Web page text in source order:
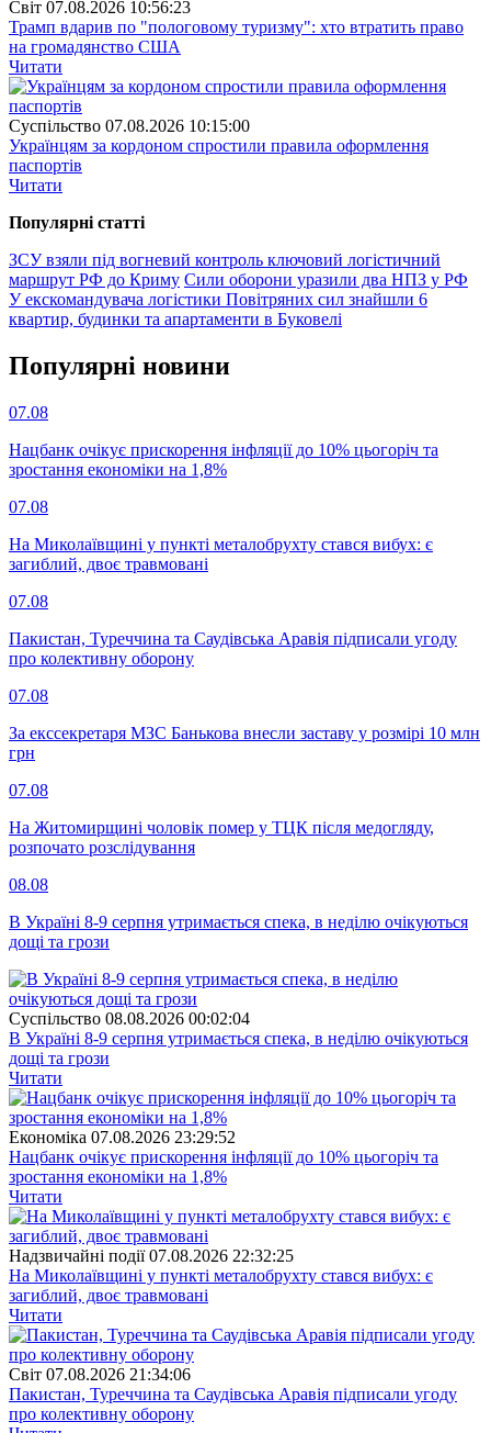
Свiт 07.08.2026 10:56:23
Трамп вдарив по "пологовому туризму": хто втратить право
на громадянство США
Читати
Суспiльство 07.08.2026 10:15:00
Українцям за кордоном спростили правила оформлення
паспортів
Читати
Популярнi статтi
ЗСУ взяли під вогневий контроль ключовий логістичний
маршрут РФ до Криму Сили оборони уразили два НПЗ у РФ
У екскомандувача логістики Повітряних сил знайшли 6
квартир, будинки та апартаменти в Буковелі
Популярнi новини
07.08
Нацбанк очікує прискорення інфляції до 10% цьогоріч та
зростання економіки на 1,8%
07.08
На Миколаївщині у пункті металобрухту стався вибух: є
загиблий, двоє травмовані
07.08
Пакистан, Туреччина та Саудівська Аравія підписали угоду
про колективну оборону
07.08
За екссекретаря МЗС Банькова внесли заставу у розмірі 10 млн
грн
07.08
На Житомирщині чоловік помер у ТЦК після медогляду,
розпочато розслідування
08.08
В Україні 8-9 серпня утримається спека, в неділю очікуються
дощі та грози
Суспiльство 08.08.2026 00:02:04
В Україні 8-9 серпня утримається спека, в неділю очікуються
дощі та грози
Читати
Економіка 07.08.2026 23:29:52
Нацбанк очікує прискорення інфляції до 10% цьогоріч та
зростання економіки на 1,8%
Читати
Надзвичайні події 07.08.2026 22:32:25
На Миколаївщині у пункті металобрухту стався вибух: є
загиблий, двоє травмовані
Читати
Свiт 07.08.2026 21:34:06
Пакистан, Туреччина та Саудівська Аравія підписали угоду
про колективну оборону